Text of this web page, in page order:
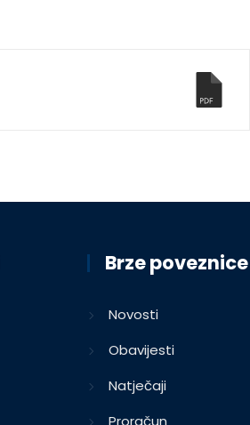
Brze poveznice
Novosti
Obavijesti
Natječaji
Proračun